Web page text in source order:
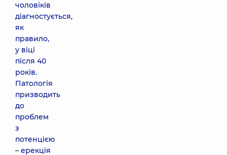
чоловіків
діагностується,
як
правило,
у віці
після 40
років.
Патологія
призводить
до
проблем
з
потенцією
– ерекція